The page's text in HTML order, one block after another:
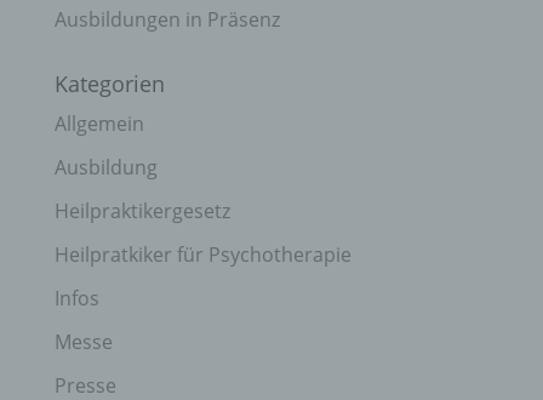
Ausbildungen in Präsenz
Kategorien
Allgemein
Ausbildung
Heilpraktikergesetz
Heilpratkiker für Psychotherapie
Infos
Messe
Presse